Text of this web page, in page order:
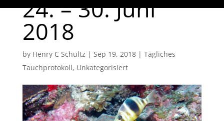
24. – 30. Juni
2018
by Henry C Schultz | Sep 19, 2018| Tägliches
Tauchprotokoll, Unkategorisiert